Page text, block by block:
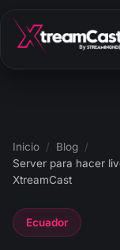
Inicio / Blog /
Server para hacer
XtreamCast
Ecuador